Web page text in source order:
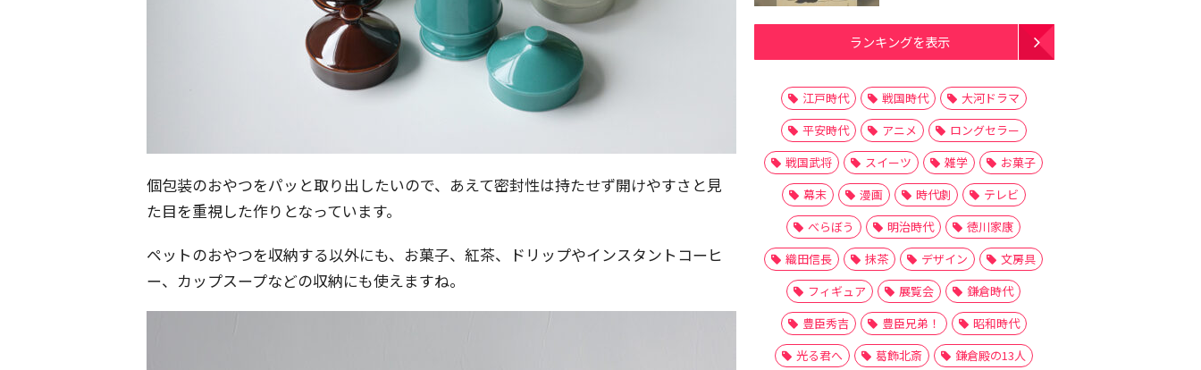
個包装のおやつをパッと取り出したいので、あえて密封性は持たせず開けやすさと見
た目を重視した作りとなっています。
ペットのおやつを収納する以外にも、お菓子、紅茶、ドリップやインスタントコーヒ
ー、カップスープなどの収納にも使えますね。
ランキングを表示
江戸時代 戦国時代
大河ドラマ
平安時代
アニメ
ロングセラー
戦国武将
スイーツ 雑学
お菓子
幕末
漫画 時代劇
テレビ
べらぼう
明治時代
徳川家康
織田信長
抹茶 デザイン
文房具
フィギュア
展覧会
鎌倉時代
豊臣秀吉
豊臣兄弟！
昭和時代
光る君へ
葛飾北斎 鎌倉殿の13人